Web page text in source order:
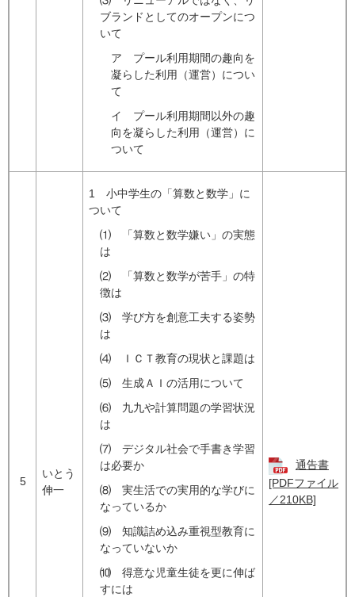
ブランドとしてのオープンにつ
いて
ア プール利用期間の趣向を
凝らした利用（運営）につい
て
イ プール利用期間以外の趣
向を凝らした利用（運営）に
ついて
5
いとう
伸一
1 小中学生の「算数と数学」に
ついて
⑴ 「算数と数学嫌い」の実態
は
⑵ 「算数と数学が苦手」の特
徴は
⑶ 学び方を創意工夫する姿勢
は
⑷ ＩＣＴ教育の現状と課題は
⑸ 生成ＡＩの活用について
⑹ 九九や計算問題の学習状況
は
⑺ デジタル社会で手書き学習
は必要か
⑻ 実生活での実用的な学びに
なっているか
⑼ 知識詰め込み重視型教育に
なっていないか
⑽ 得意な児童生徒を更に伸ば
すには
通告書
[PDFファイル
／210KB]